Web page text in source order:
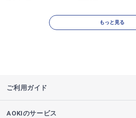
もっと見る
ご利用ガイド
AOKIのサービス